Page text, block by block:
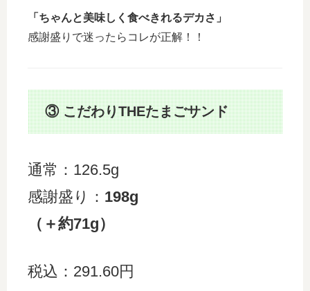
「ちゃんと美味しく食べきれるデカさ」
感謝盛りで迷ったらコレが正解！！
③ こだわりTHEたまごサンド
通常：126.5g
感謝盛り： 198g
（＋約71g）
税込：291.60円